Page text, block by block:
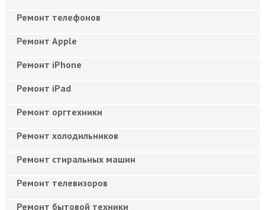
Ремонт телефонов
Ремонт Apple
Ремонт iPhone
Ремонт iPad
Ремонт оргтехники
Ремонт холодильников
Ремонт стиральных машин
Ремонт телевизоров
Ремонт бытовой техники